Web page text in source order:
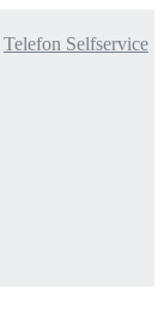
Telefon Selfservice